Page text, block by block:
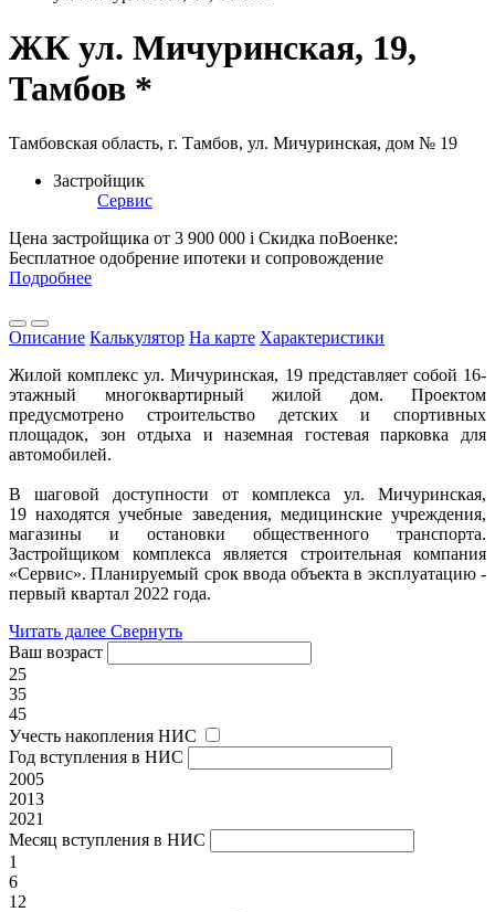
ЖК ул. Мичуринская, 19,
Тамбов *
Тамбовская область, г. Тамбов, ул. Мичуринская, дом № 19
Застройщик
Сервис
Цена застройщика от 3 900 000 i Скидка поВоенке:
Бесплатное одобрение ипотеки и сопровождение
Подробнее
Описание Калькулятор На карте Характеристики
Жилой комплекс ул. Мичуринская, 19 представляет собой 16-
этажный многоквартирный жилой дом. Проектом
предусмотрено строительство детских и спортивных
площадок, зон отдыха и наземная гостевая парковка для
автомобилей.
В шаговой доступности от комплекса ул. Мичуринская,
19 находятся учебные заведения, медицинские учреждения,
магазины и остановки общественного транспорта.
Застройщиком комплекса является строительная компания
«Сервис». Планируемый срок ввода объекта в эксплуатацию -
первый квартал 2022 года.
Читать далее Свернуть
Ваш возраст
25
35
45
Учесть накопления НИС
Год вступления в НИС
2005
2013
2021
Месяц вступления в НИС
1
6
12